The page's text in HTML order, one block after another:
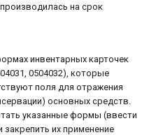
на срок
инвентарных карточек
0504032), которые
поля для отражения
основных средств.
указанные формы (ввести
их применение